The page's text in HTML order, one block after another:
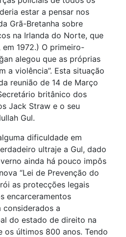
estar a pensar nos
Grã-Bretanha sobre
na Irlanda do Norte, que
em 1972.) O primeiro-
alegou que as próprias
a violência”. Esta situação
reunião de 14 de Março
britânico dos
Jack Straw e o seu
Gul.
dificuldade em
ultraje a Gul, dado
ainda há pouco impôs
“Lei de Prevenção do
as protecções legais
encarceramentos
a
do estado de direito na
os últimos 800 anos. Tendo